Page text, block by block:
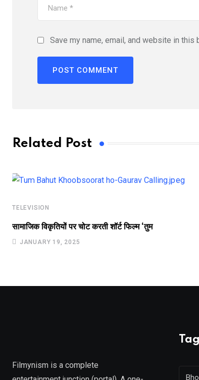
Save my name, email, and website in
Related Post
TELEVISION
सामाजिक विकृतियों पर चोट करती शॉर्ट फिल्म ‘तुम
JANUARY 19, 2025
Filmynism is a complete